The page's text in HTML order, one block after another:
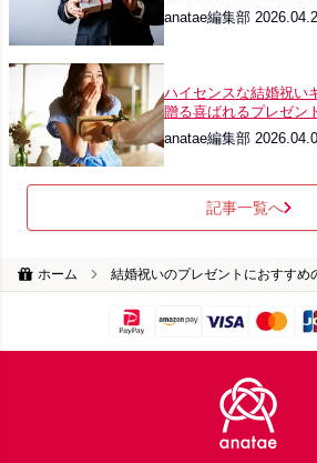
anatae編集部
ハイセンスな結婚祝い
贈る喜ばれるプレゼン
anatae編集部
記事一覧へ
ホーム 結婚祝いのプレゼントにおすす